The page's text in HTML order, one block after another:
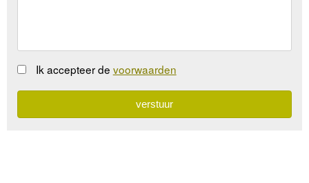
Ik accepteer de voorwaarden